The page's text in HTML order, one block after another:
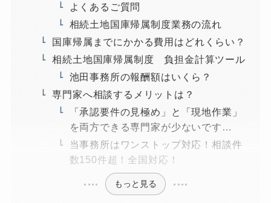
よくあるご質問
相続土地国庫帰属制度業務の流れ
国庫帰属までにかかる費用はどれくらい？
相続土地国庫帰属制度 負担金計算ツール
池田事務所の報酬額はいくら？
専門家へ相談するメリットは？
「承認要件の見極め」と「現地作業」
を両方できる専門家が少ないです…
当事務所はワンストップ対応！相談件
数150件超！全国対応！
もっと見る